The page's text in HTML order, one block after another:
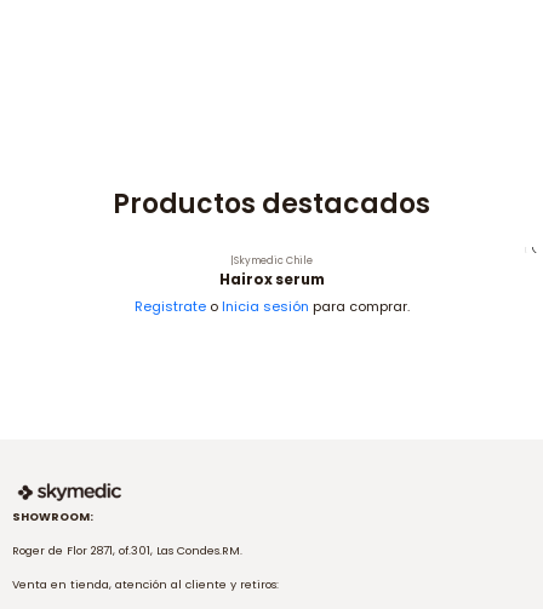
Productos destacados
|Skymedic Chile
Hairox serum
Registrateo Inicia sesión para comprar.
SHOWROOM:
Roger de Flor 2871, of.301, Las Condes.RM.
Venta en tienda, atención al cliente y retiros: